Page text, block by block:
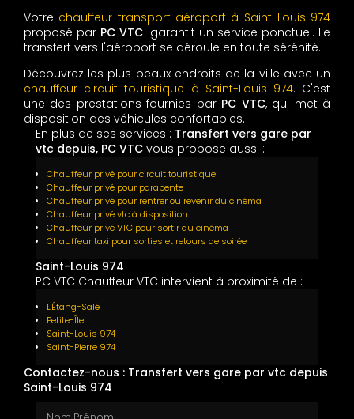
Votre chauffeur transport aéroport à Saint-Louis 974
proposé par PC VTC garantit un service ponctuel. Le
transfert vers l'aéroport se déroule en toute sérénité.
Découvrez les plus beaux endroits de la ville avec un
chauffeur circuit touristique à Saint-Louis 974. C'est
une des prestations fournies par PC VTC, qui met à
disposition des véhicules confortables.
En plus de ses services : Transfert vers gare par
vtc depuis, PC VTC vous propose aussi :
Chauffeur privé pour circuit touristique
Chauffeur privé pour parapente
Chauffeur privé pour rentrer ou revenir du cinéma
Chauffeur privé vtc à disposition
Chauffeur privé VTC pour sortir au cinéma
Chauffeur taxi pour sorties et retours de soirée
Saint-Louis 974
PC VTC Chauffeur VTC intervient à proximité de :
L'Étang-Salé
Petite-Île
Saint-Louis 974
Saint-Pierre 974
Contactez-nous : Transfert vers gare par vtc depuis
Saint-Louis 974